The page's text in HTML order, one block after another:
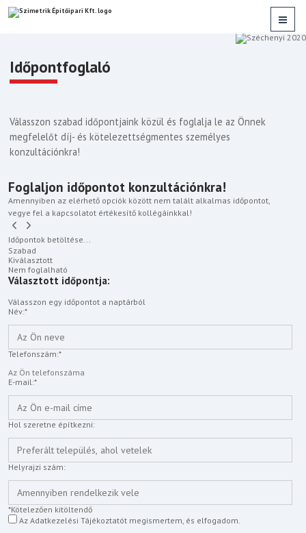
Időpontfoglaló
Válasszon szabad időpontjaink közül és foglalja le az Önnek
megfelelőt díj- és kötelezettségmentes személyes
konzultációnkra!
Foglaljon időpontot konzultációnkra!
Amennyiben az elérhető opciók között nem talált alkalmas időpontot,
vegye fel a kapcsolatot értékesítő kollégáinkkal!
Időpontok betöltése...
Szabad
Kiválasztott
Nem foglalható
Választott időpontja:
Válasszon egy időpontot a naptárból
Név:*
Telefonszám:*
E-mail:*
Hol szeretne építkezni:
Helyrajzi szám:
*Kötelezően kitöltendő
Az Adatkezelési Tájékoztatót megismertem, és elfogadom.